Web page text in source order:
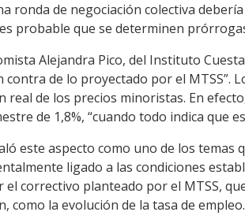
ronda de negociación colectiva
probable que se determinen
Alejandra Pico, del Instituto
contra de lo proyectado por el MTSS”.
real de los precios minoristas. En
de 1,8%, “cuando todo indica que
este aspecto como uno de los temas
ligado a las condiciones
el correctivo planteado por el MTSS,
como la evolución de la tasa de empleo.